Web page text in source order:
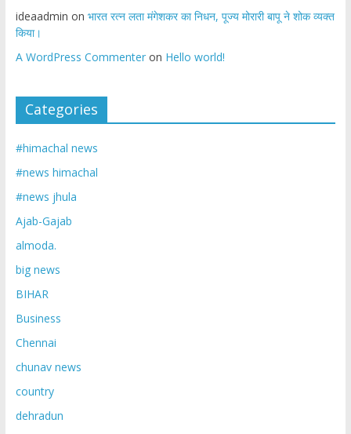
ideaadmin on भारत रत्न लता मंगेशकर का निधन, पूज्य मोरारी बापू ने शोक व्यक्त
किया।
A WordPress Commenteron Hello world!
Categories
#himachal news
#news himachal
#news jhula
Ajab-Gajab
almoda.
big news
BIHAR
Business
Chennai
chunav news
country
dehradun